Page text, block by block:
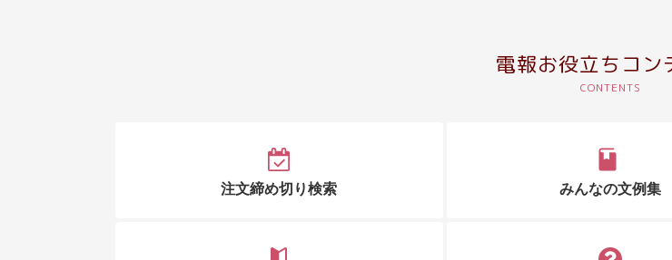
電報お役立ちコン
注文締め切り検索 みんなの文例集